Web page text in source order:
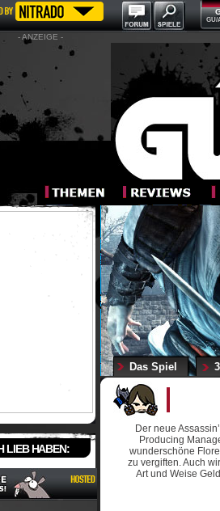
GU/
- ANZEIGE -
LIEB HABEN:
Das Spiel
Der neue
Producing
wunderschöne
zu vergiften. Auch
Art und Weise